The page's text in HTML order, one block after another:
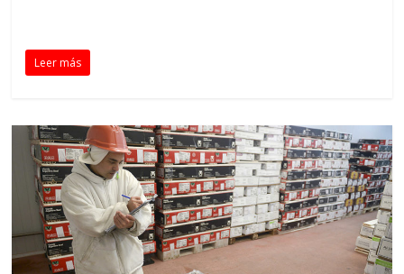
Leer más